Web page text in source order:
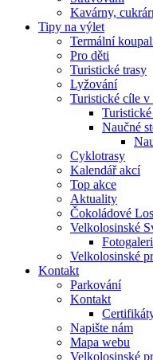
Kavárny,
Tipy na výlet
Termální
Pro děti
Turistické trasy
Lyžování
Turistické cíle
Naučné
Cyklotrasy
Kalendář akcí
Top akce
Aktuality
Čokoládové
Velkolosinské
Velkolosinské
Kontakt
Parkování
Kontakt
Napište nám
Mapa webu
Velkolosinské